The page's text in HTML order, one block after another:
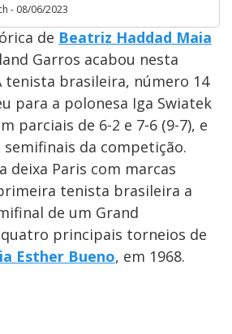
- 08/06/2023
de Beatriz Haddad Maia
Garros acabou nesta
tenista brasileira, número 14
para a polonesa Iga Swiatek
parciais de 6-2 e 7-6 (9-7), e
da competição.
deixa Paris com marcas
tenista brasileira a
de um Grand
principais torneios de
Esther Bueno, em 1968.